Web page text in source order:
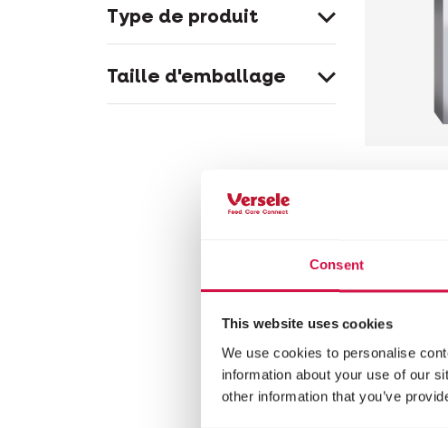
Consent
This website uses cookies
We use cookies to personalise
information about your use of our
other information that you’ve
Type de produit
Taille d'emballage